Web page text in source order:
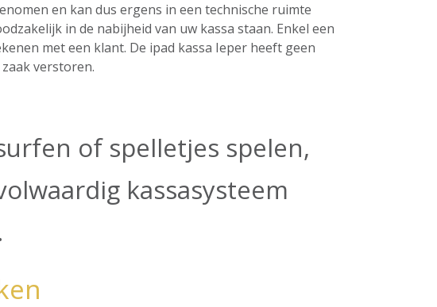
en kan dus ergens in een technische ruimte
in de nabijheid van uw kassa staan. Enkel een
met een klant. De ipad kassa Ieper heeft geen
verstoren.
of spelletjes spelen,
kassasysteem